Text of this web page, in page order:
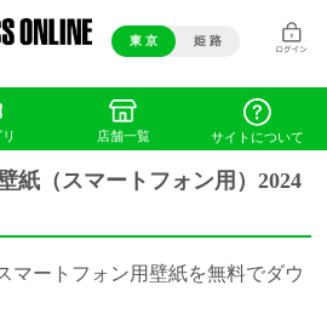
東 京 姫 路
店舗一覧 サイトについて
紙（スマートフォン用）2024
マートフォン用壁紙を無料でダウ